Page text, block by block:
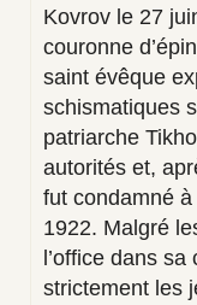
Kovrov le 27
couronne
saint évêque
schismatiques
patriarche
autorités et,
fut condamné
1922. Malgré
l’office dans
strictement les